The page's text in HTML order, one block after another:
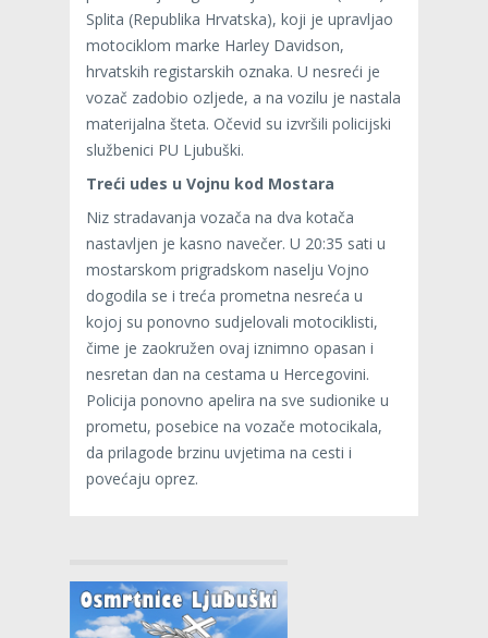
Splita (Republika Hrvatska), koji je upravljao
motociklom marke Harley Davidson,
hrvatskih registarskih oznaka. U nesreći je
vozač zadobio ozljede, a na vozilu je nastala
materijalna šteta. Očevid su izvršili policijski
službenici PU Ljubuški.
Treći udes u Vojnu kod Mostara
Niz stradavanja vozača na dva kotača
nastavljen je kasno navečer. U 20:35 sati u
mostarskom prigradskom naselju Vojno
dogodila se i treća prometna nesreća u
kojoj su ponovno sudjelovali motociklisti,
čime je zaokružen ovaj iznimno opasan i
nesretan dan na cestama u Hercegovini.
Policija ponovno apelira na sve sudionike u
prometu, posebice na vozače motocikala,
da prilagode brzinu uvjetima na cesti i
povećaju oprez.